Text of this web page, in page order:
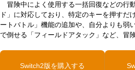
冒険中によく使用する一括回復などの行
ド」に対応しており、特定のキーを押すだ
ートバトル」機能の追加や、自分よりも弱
で倒せる「フィールドアタック」など、冒
Switch2版を購入する